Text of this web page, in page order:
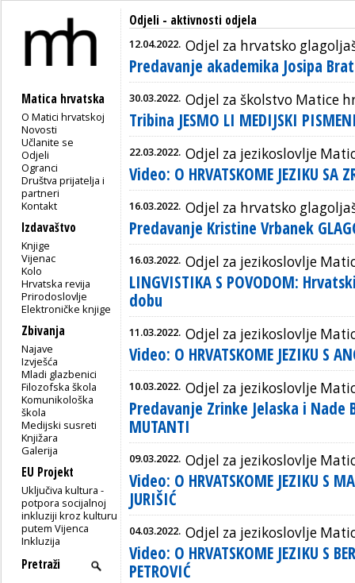
Matica hrvatska
O Matici hrvatskoj
Novosti
Učlanite se
Odjeli
Ogranci
Društva prijatelja i
partneri
Kontakt
Izdavaštvo
Knjige
Vijenac
Kolo
Hrvatska revija
Prirodoslovlje
Elektroničke knjige
Zbivanja
Najave
Izvješća
Mladi glazbenici
Filozofska škola
Komunikološka
škola
Medijski susreti
Knjižara
Galerija
EU Projekt
Uključiva kultura -
potpora socijalnoj
inkluziji kroz kulturu
putem Vijenca
Inkluzija
Odjeli - aktivnosti odjela
12.04.2022. Odjel za hrvatsko
Predavanje akademika Josipa
30.03.2022. Odjel za školstvo Matice
Tribina JESMO LI MEDIJSKI
22.03.2022. Odjel za jezikoslovlje
Video: O HRVATSKOME JEZIKU SA
16.03.2022. Odjel za hrvatsko
Predavanje Kristine Vrbanek
16.03.2022. Odjel za jezikoslovlje
LINGVISTIKA S POVODOM:
dobu
11.03.2022. Odjel za jezikoslovlje
Video: O HRVATSKOME JEZIKU S
10.03.2022. Odjel za jezikoslovlje
Predavanje Zrinke Jelaska i Nade
MUTANTI
09.03.2022. Odjel za jezikoslovlje
Video: O HRVATSKOME JEZIKU S
JURIŠIĆ
04.03.2022. Odjel za jezikoslovlje
Video: O HRVATSKOME JEZIKU S
PETROVIĆ